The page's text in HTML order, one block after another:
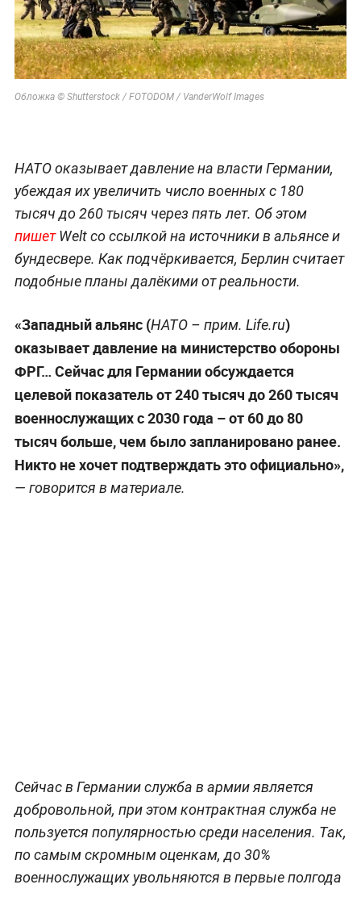
Обложка © Shutterstock / FOTODOM / VanderWolf Images
НАТО оказывает давление на власти Германии,
убеждая их увеличить число военных с 180
тысяч до 260 тысяч через пять лет. Об этом
пишетWelt со ссылкой на источники в альянсе и
бундесвере. Как подчёркивается, Берлин считает
подобные планы далёкими от реальности.
«Западный альянс (НАТО – прим. Life.ru)
оказывает давление на министерство обороны
ФРГ… Сейчас для Германии обсуждается
целевой показатель от 240 тысяч до 260 тысяч
военнослужащих с 2030 года – от 60 до 80
тысяч больше, чем было запланировано ранее.
Никто не хочет подтверждать это официально»,
— говорится в материале.
Сейчас в Германии служба в армии является
добровольной, при этом контрактная служба не
пользуется популярностью среди населения. Так,
по самым скромным оценкам, до 30%
военнослужащих увольняются в первые полгода